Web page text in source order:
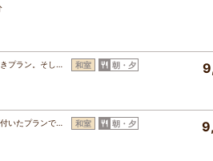
プラン。そし… 和室 朝・夕
いたプランで… 和室 朝・夕